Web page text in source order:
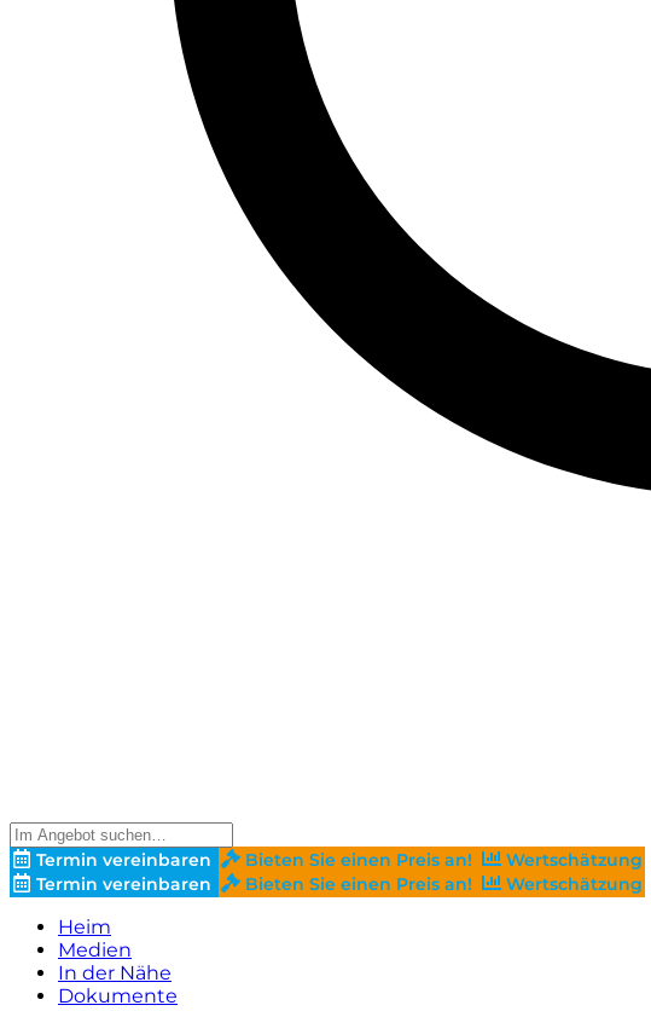
Termin vereinbaren Bieten Sie einen Preis an!
Wertschätzung
Termin vereinbaren
Bieten Sie einen Preis an! Wertschätzung
Heim
Medien
In der Nähe
Dokumente